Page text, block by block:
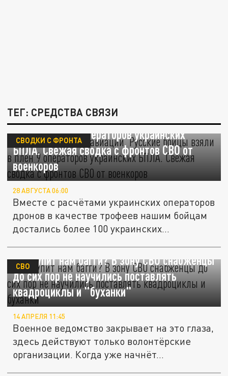
ТЕГ: СРЕДСТВА СВЯЗИ
Крах беспилотной авиации. Русские бойцы
взяли в плен 9 операторов украинских
БПЛА. Свежая сводка с фронтов СВО от
военкоров
СВОДКИ С ФРОНТА
28 АВГУСТА 06:00
Вместе с расчётами украинских операторов
дронов в качестве трофеев нашим бойцам
достались более 100 украинских...
Кто купит нам багги? В зону СВО снабженцы
до сих пор не научились поставлять
квадроциклы и "буханки"
СВО
14 АПРЕЛЯ 11:45
Военное ведомство закрывает на это глаза,
здесь действуют только волонтёрские
организации. Когда уже начнёт...